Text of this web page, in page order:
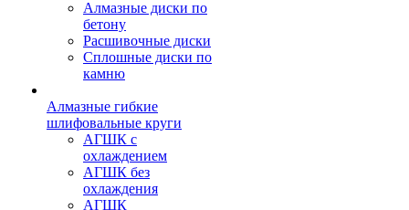
Алмазные диски по
бетону
Расшивочные диски
Сплошные диски по
камню
Алмазные гибкие
шлифовальные круги
АГШК с
охлаждением
АГШК без
охлаждения
АГШК